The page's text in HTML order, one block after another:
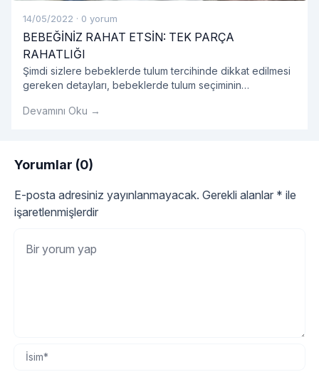
14/05/2022 · 0 yorum
BEBEĞİNİZ RAHAT ETSİN: TEK PARÇA
RAHATLIĞI
Şimdi sizlere bebeklerde tulum tercihinde dikkat edilmesi
gereken detayları, bebeklerde tulum seçiminin
tüm detayları sırasıyla açıklayalım.
Devamını Oku →
Yorumlar (0)
E-posta adresiniz yayınlanmayacak. Gerekli alanlar * ile
işaretlenmişlerdir